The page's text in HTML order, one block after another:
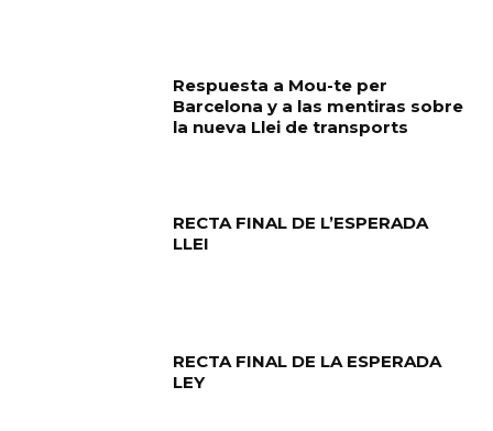
Respuesta a Mou-te per
Barcelona y a las mentiras sobre
la nueva Llei de transports
RECTA FINAL DE L’ESPERADA
LLEI
RECTA FINAL DE LA ESPERADA
LEY